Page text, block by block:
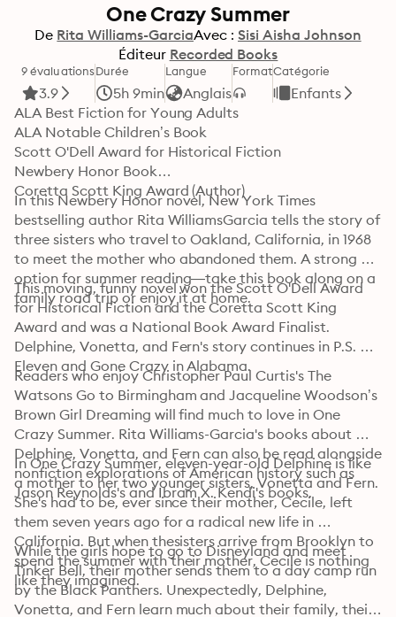
One Crazy Summer
De Rita Williams-GarciaAvec : Sisi Aisha Johnson
Éditeur Recorded Books
9 évaluations
3.9
Durée
5h 9min
Langue
Anglais
FormatCatégorie
Enfants
ALA Best Fiction for Young Adults
ALA Notable Children’s Book
Scott O'Dell Award for Historical Fiction
Newbery Honor Book
Coretta Scott King Award (Author)
In this Newbery Honor novel, New York Times
bestselling author Rita WilliamsGarcia tells the story of
three sisters who travel to Oakland, California, in 1968
to meet the mother who abandoned them. A strong
option for summer reading—take this book along on a
family road trip or enjoy it at home.
This moving, funny novel won the Scott O'Dell Award
for Historical Fiction and the Coretta Scott King
Award and was a National Book Award Finalist.
Delphine, Vonetta, and Fern's story continues in P.S. Be
Eleven and Gone Crazy in Alabama.
Readers who enjoy Christopher Paul Curtis's The
Watsons Go to Birmingham and Jacqueline Woodson’s
Brown Girl Dreaming will find much to love in One
Crazy Summer. Rita Williams-Garcia's books about
Delphine, Vonetta, and Fern can also be read alongside
nonfiction explorations of American history such as
Jason Reynolds's and Ibram X. Kendi's books.
In One Crazy Summer, eleven-year-old Delphine is like
a mother to her two younger sisters, Vonetta and Fern.
She's had to be, ever since their mother, Cecile, left
them seven years ago for a radical new life in
California. But when thesisters arrive from Brooklyn to
spend the summer with their mother, Cecile is nothing
like they imagined.
While the girls hope to go to Disneyland and meet
Tinker Bell, their mother sends them to a day camp run
by the Black Panthers. Unexpectedly, Delphine,
Vonetta, and Fern learn much about their family, their